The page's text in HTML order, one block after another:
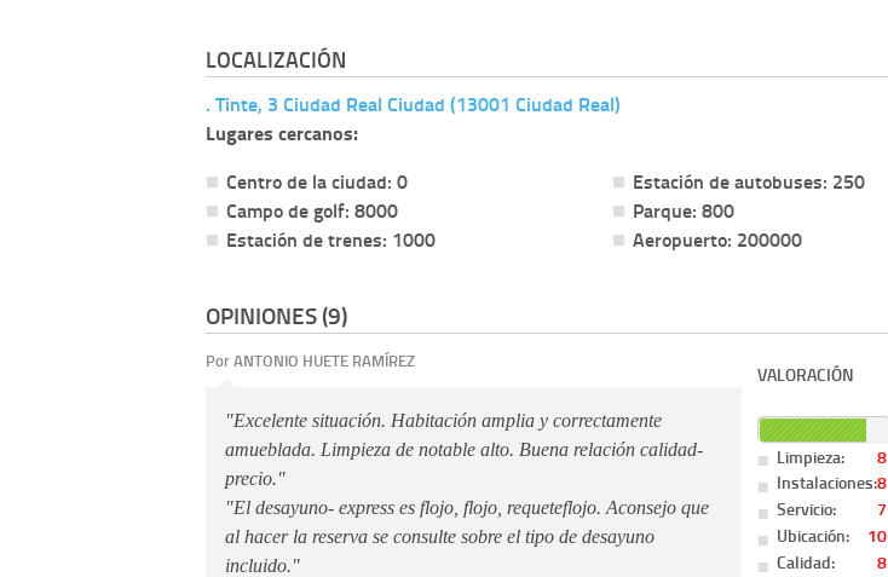
LOCALIZACIÓN
. Tinte, 3 Ciudad Real Ciudad (13001 Ciudad Real)
Lugares cercanos:
Centro de la ciudad: 0
Campo de golf: 8000
Estación de trenes: 1000
Estación de autobuses: 250
Parque: 800
Aeropuerto: 200000
OPINIONES (9)
Por ANTONIO HUETE RAMÍREZ
"Excelente situación. Habitación amplia y correctamente
amueblada. Limpieza de notable alto. Buena relación calidad-
precio."
"El desayuno- express es flojo, flojo, requeteflojo. Aconsejo que
al hacer la reserva se consulte sobre el tipo de desayuno
incluido."
VALORACIÓN
Limpieza:
8
Instalaciones:8
Servicio:
7
Ubicación:
10
Calidad:
8